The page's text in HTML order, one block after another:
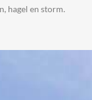
hagel en storm.